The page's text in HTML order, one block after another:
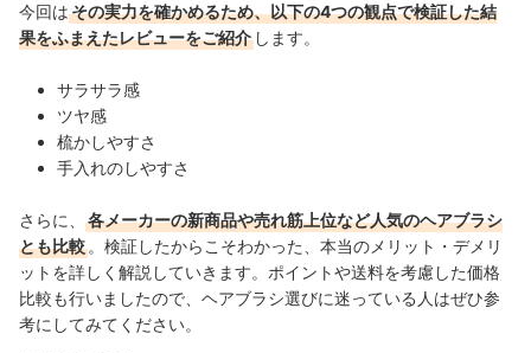
今回はその実力を確かめるため、以下の4つの観点で検証した結
果をふまえたレビューをご紹介 します。
サラサラ感
ツヤ感
梳かしやすさ
手入れのしやすさ
さらに、
各メーカーの新商品や売れ筋上位など人気のヘアブラシ
とも比較 。検証したからこそわかった、本当のメリット・デメリ
ットを詳しく解説していきます。ポイントや送料を考慮した価格
比較も行いましたので、ヘアブラシ選びに迷っている人はぜひ参
考にしてみてください。